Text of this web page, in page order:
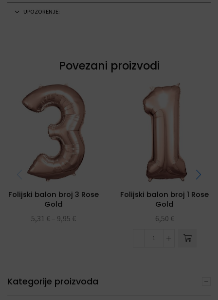
UPOZORENJE:
Povezani proizvodi
Folijski balon broj 3 Rose
Gold
5,31 € – 9,95 €
Folijski balon broj 1 Rose
Gold
6,50 €
Kategorije proizvoda